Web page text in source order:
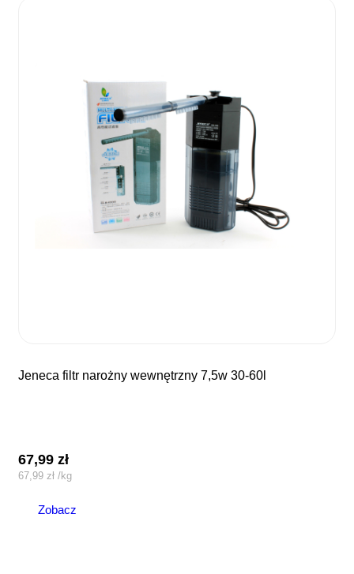
jeneca filtr narożny wewnętrzny 7,5w 30-60l
67,99zł
67,99zł /kg
Zobacz